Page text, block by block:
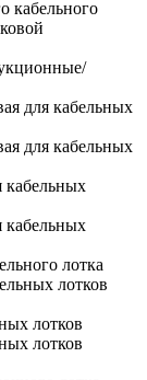
кабельного
для кабельных
для кабельных
кабельных
кабельных
лотка
лотков
лотков
лотков